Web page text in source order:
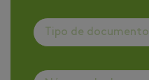
Tipo de documento